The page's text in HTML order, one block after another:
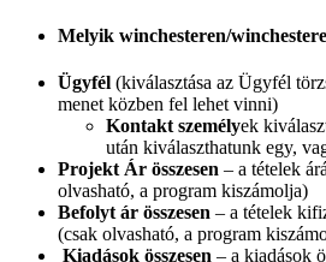
Melyik winchesteren/
Ügyfél (kiválasztása az Ügyfél
menet közben fel lehet vinni)
Kontakt személyek
után kiválaszthatunk egy,
Projekt Ár összesen – a tételek
olvasható, a program kiszámolja)
Befolyt ár összesen – a tételek
(csak olvasható, a program
Kiadások összesen – a kiadások